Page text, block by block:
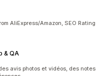
AliExpress/Amazon, SEO Rating
& QA
avis photos et vidéos, des notes